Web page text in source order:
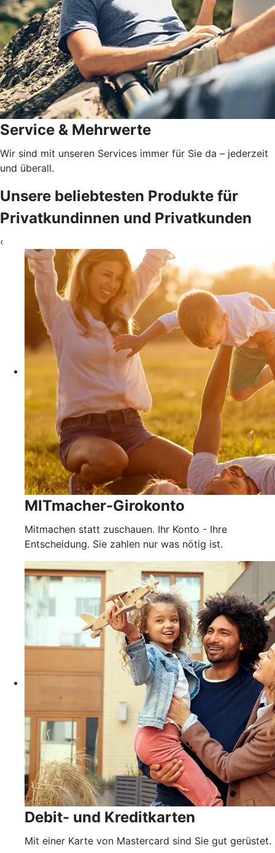
Service & Mehrwerte
Wir sind mit unseren Services immer für Sie da – jederzeit
und überall.
Unsere beliebtesten Produkte für
Privatkundinnen und Privatkunden
‹
MITmacher-Girokonto
Mitmachen statt zuschauen. Ihr Konto - Ihre
Entscheidung. Sie zahlen nur was nötig ist.
Debit- und Kreditkarten
Mit einer Karte von Mastercard sind Sie gut gerüstet.